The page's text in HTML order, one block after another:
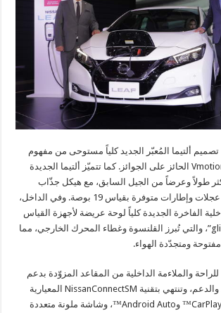
ألتيما المُعبّر الجديد كلياً مستوحى من مفهوم
نيسان فيموشن Vmotion 2.0 الحائز على الجوائز. كما تتميّز ألتيما الجديدة
طولاً وعرضاً من الجيل السابق، مع هيكل جذّاب
متوازن للغاية يتضمن عجلات وإطارات متوفرة بقياس 19 بوصة. وفي الداخل،
الفاخرة الجديدة كلياً لوحة عريضة لأجهزة القياس
من طراز “gliding wing”، والتي تُبرز القلنسوة وغطاء المحرك الخارجي، مما
ومتجدّدة الهواء.
للراحة والملاءمة الداخلية من المقاعد المزوّدة بدعم
إضافي لتعزيز التحمّل والدعم، وتنتهي بتقنية NissanConnectSM المعيارية
التي تعمل بتقنية أبل CarPlay™ وAndroid Auto™، وشاشة ملونة متعددة